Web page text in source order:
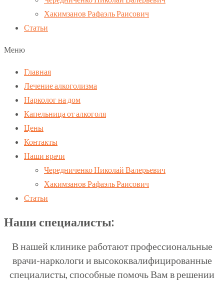
Хакимзанов Рафаэль Раисович
Статьи
Меню
Главная
Лечение алкоголизма
Нарколог на дом
Капельница от алкоголя
Цены
Контакты
Наши врачи
Чередниченко Николай Валерьевич
Хакимзанов Рафаэль Раисович
Статьи
Наши специалисты:
В нашей клинике работают профессиональные
врачи-наркологи и высококвалифицированные
специалисты, способные помочь Вам в решении